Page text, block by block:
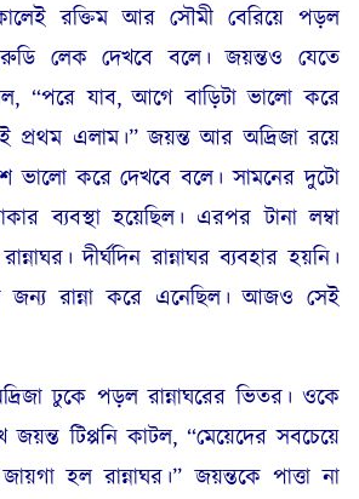
রক্তিম আর সৌমী বেরিয়ে পড়ল
লেক দেখবে বলে। জয়ন্তও যেতে
“পরে যাব, আগে বাড়িটা ভালো করে
প্রথম এলাম।” জয়ন্ত আর অদ্রিজা রয়ে
ভালো করে দেখবে বলে। সামনের দুটো
ব্যবস্থা হয়েছিল। এরপর টানা লম্বা
দীর্ঘদিন রান্নাঘর ব্যবহার হয়নি।
জন্য রান্না করে এনেছিল। আজও সেই
ঢুকে পড়ল রান্নাঘরের ভিতর। ওকে
জয়ন্ত টিপ্পনি কাটল, “মেয়েদের সবচেয়ে
হল রান্নাঘর।” জয়ন্তকে পাত্তা না